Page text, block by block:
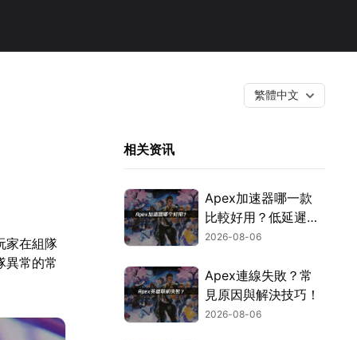
繁體中文
家在組隊
異常的常
相关资讯
Apex加速器哪一款
比較好用？低延遲網
路最佳化完整指南！
2026-08-06
Apex連線失敗？常
見原因與解決技巧！
2026-08-06